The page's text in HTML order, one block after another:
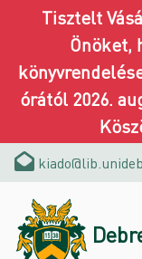
Tisztelt
Önöket,
órától 2026.